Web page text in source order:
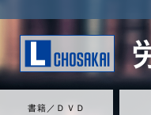
書籍／ＤＶＤ